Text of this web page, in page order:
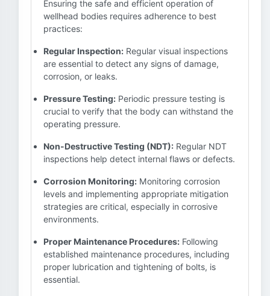
Ensuring the safe and efficient operation of
wellhead bodies requires adherence to best
practices:
Regular Inspection: Regular visual inspections
are essential to detect any signs of damage,
corrosion, or leaks.
Pressure Testing: Periodic pressure testing is
crucial to verify that the body can withstand the
operating pressure.
Non-Destructive Testing (NDT): Regular NDT
inspections help detect internal flaws or defects.
Corrosion Monitoring: Monitoring corrosion
levels and implementing appropriate mitigation
strategies are critical, especially in corrosive
environments.
Proper Maintenance Procedures: Following
established maintenance procedures, including
proper lubrication and tightening of bolts, is
essential.